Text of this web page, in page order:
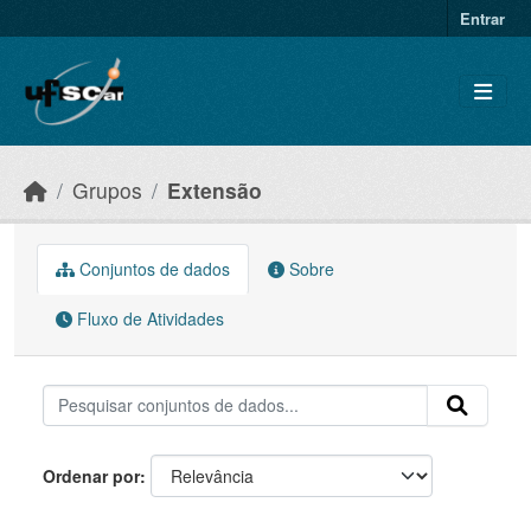
Entrar
Grupos Extensão
Conjuntos de dados Sobre
Fluxo de Atividades
Ordenar por